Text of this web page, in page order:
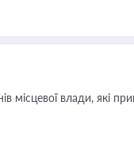
місцевої влади, які